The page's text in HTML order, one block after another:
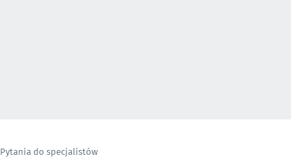
Pytania do specjalistów